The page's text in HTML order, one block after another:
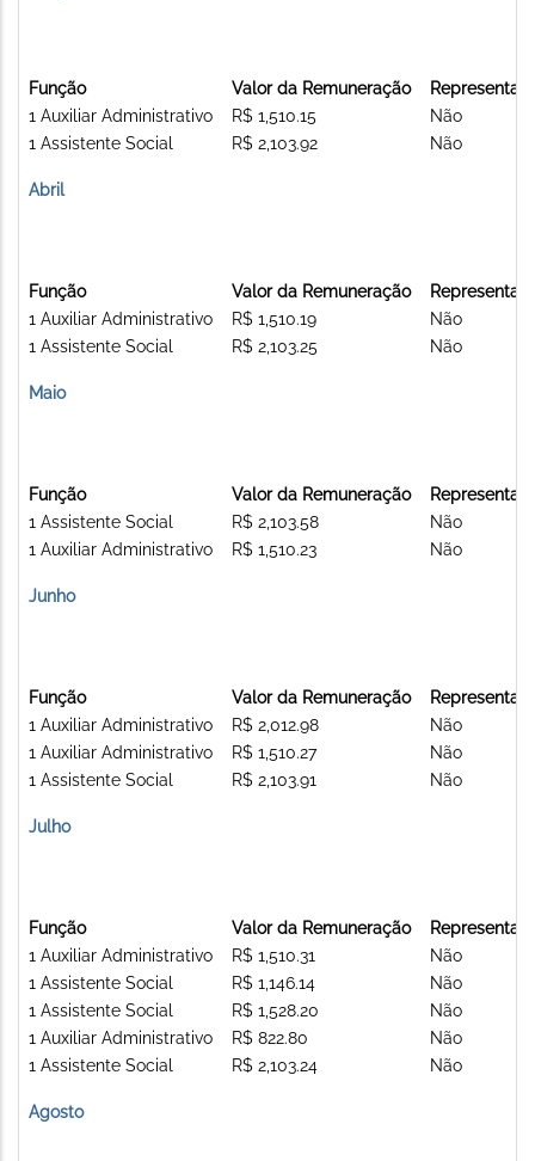
Função
1 Auxiliar Administrativo
1 Assistente Social
Valor da Remuneração
R$ 1,510.15
R$ 2,103.92
Representa
Não
Não
Abril
Função
1 Auxiliar Administrativo
1 Assistente Social
Valor da Remuneração
R$ 1,510.19
R$ 2,103.25
Representa
Não
Não
Maio
Função
1 Assistente Social
1 Auxiliar Administrativo
Valor da Remuneração
R$ 2,103.58
R$ 1,510.23
Representa
Não
Não
Junho
Função
1 Auxiliar Administrativo
1 Auxiliar Administrativo
1 Assistente Social
Valor da Remuneração
R$ 2,012.98
R$ 1,510.27
R$ 2,103.91
Representa
Não
Não
Não
Julho
Função
1 Auxiliar Administrativo
1 Assistente Social
1 Assistente Social
1 Auxiliar Administrativo
1 Assistente Social
Valor da Remuneração
R$ 1,510.31
R$ 1,146.14
R$ 1,528.20
R$ 822.80
R$ 2,103.24
Representa
Não
Não
Não
Não
Não
Agosto